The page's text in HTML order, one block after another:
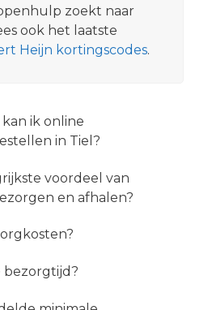
zoekt naar
ook het laatste
Heijn kortingscodes.
ik online
in Tiel?
voordeel van
en afhalen?
bezorgtijd?